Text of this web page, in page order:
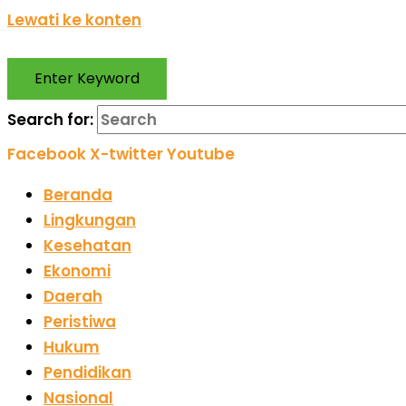
Lewati ke konten
Enter Keyword
Search for:
Facebook X-twitterYoutube
Beranda
Lingkungan
Kesehatan
Ekonomi
Daerah
Peristiwa
Hukum
Pendidikan
Nasional